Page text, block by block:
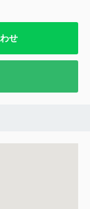
せ